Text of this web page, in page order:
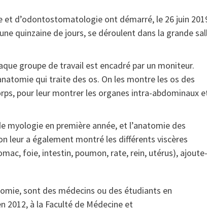
et d’odontostomatologie ont démarré, le 26 juin
quinzaine de jours, se déroulent dans la grande
groupe de travail est encadré par un moniteur.
qui traite des os. On les montre les os des
pour leur montrer les organes intra-abdominaux
myologie en première année, et l’anatomie des
leur a également montré les différents viscères
foie, intestin, poumon, rate, rein, utérus),
sont des médecins ou des étudiants en
2012, à la Faculté de Médecine et